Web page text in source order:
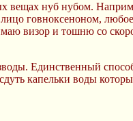
вещах нуб нубом.
говноксеноном,
визор и тошню со
Единственный
капельки воды